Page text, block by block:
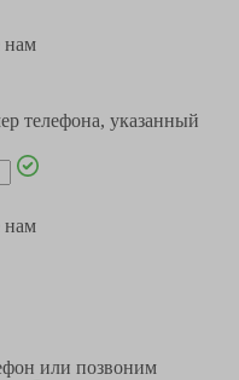
нам
телефона, указанный
нам
или позвоним